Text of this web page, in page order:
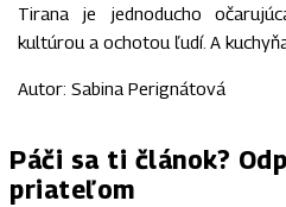
Tirana je jednoducho
kultúrou a ochotou ľudí. A
Autor: Sabina Perignátová
Páči sa ti článok?
priateľom